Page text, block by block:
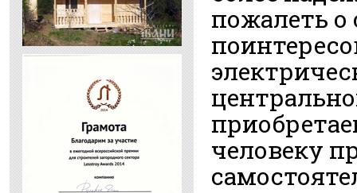
пожалеть о
человеку